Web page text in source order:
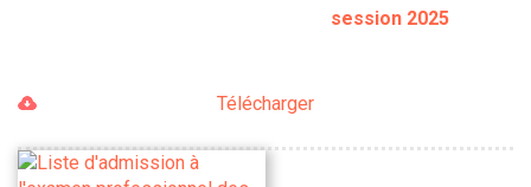
session 2025
Télécharger